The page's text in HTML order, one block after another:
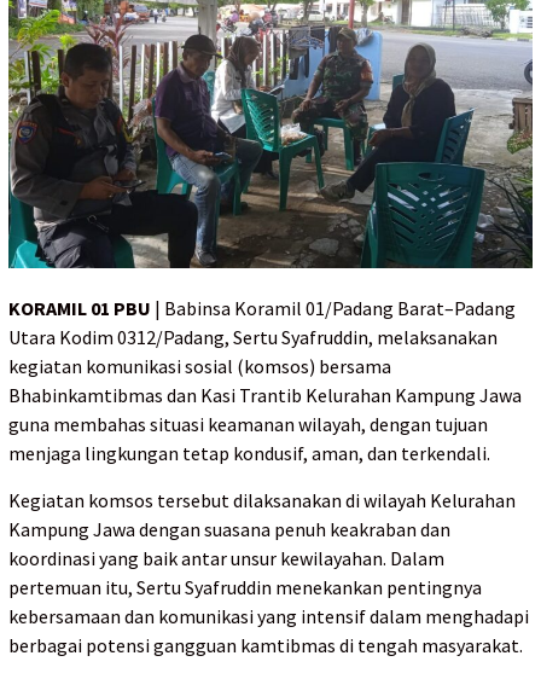
KORAMIL 01 PBU | Babinsa Koramil 01/Padang Barat–Padang
Utara Kodim 0312/Padang, Sertu Syafruddin, melaksanakan
kegiatan komunikasi sosial (komsos) bersama
Bhabinkamtibmas dan Kasi Trantib Kelurahan Kampung Jawa
guna membahas situasi keamanan wilayah, dengan tujuan
menjaga lingkungan tetap kondusif, aman, dan terkendali.
Kegiatan komsos tersebut dilaksanakan di wilayah Kelurahan
Kampung Jawa dengan suasana penuh keakraban dan
koordinasi yang baik antar unsur kewilayahan. Dalam
pertemuan itu, Sertu Syafruddin menekankan pentingnya
kebersamaan dan komunikasi yang intensif dalam menghadapi
berbagai potensi gangguan kamtibmas di tengah masyarakat.